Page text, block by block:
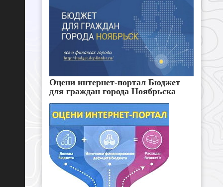
Оцени интернет-портал Бюджет
для граждан города Ноябрьска